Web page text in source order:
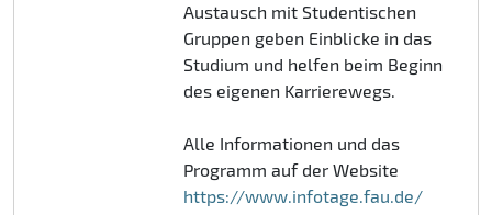
Austausch mit Studentischen
Gruppen geben Einblicke in das
Studium und helfen beim Beginn
des eigenen Karrierewegs.
Alle Informationen und das
Programm auf der Website
https://www.infotage.fau.de/